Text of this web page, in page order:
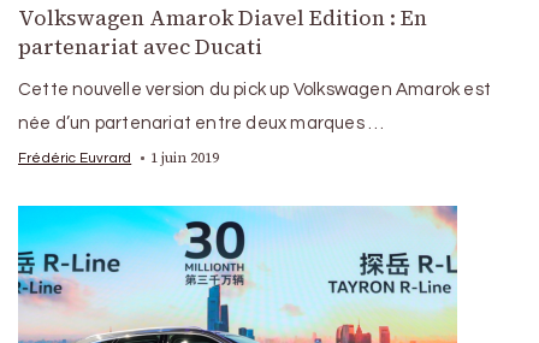
Volkswagen Amarok Diavel Edition : En
partenariat avec Ducati
Cette nouvelle version du pick up Volkswagen Amarok est
née d’un partenariat entre deux marques …
Frédéric Euvrard 1 juin 2019